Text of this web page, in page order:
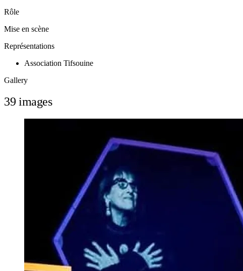
Rôle
Mise en scène
Représentations
Association Tifsouine
Gallery
39 images